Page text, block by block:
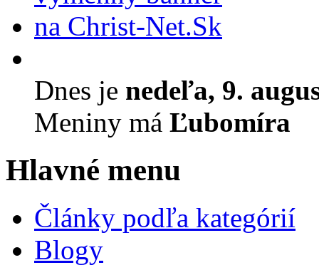
Dnes je nedeľa, 9.
Meniny má Ľubomíra
Hlavné menu
Články podľa kategórií
Blogy